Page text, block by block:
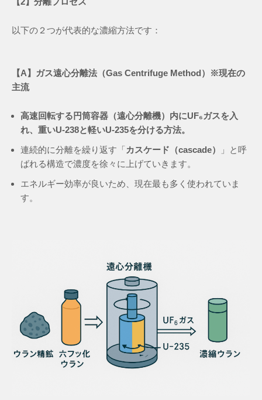
以下の２つが代表的な濃縮方法です：
【A】ガス遠心分離法（Gas Centrifuge Method）※現在の
主流
高速回転する円筒容器（遠心分離機）内にUF₆ガスを入
れ、重いU-238と軽いU-235を分ける方法。
連続的に分離を繰り返す「カスケード（cascade）
」と呼
ばれる構造で濃度を徐々に上げていきます。
エネルギー効率が良いため、現在最も多く使われていま
す。